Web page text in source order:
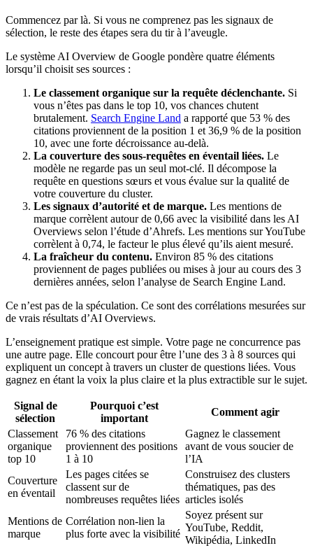
Commencez par là. Si vous ne comprenez pas les signaux de
sélection, le reste des étapes sera du tir à l’aveugle.
Le système AI Overview de Google pondère quatre éléments
lorsqu’il choisit ses sources :
Le classement organique sur la requête déclenchante. Si
vous n’êtes pas dans le top 10, vos chances chutent
brutalement. Search Engine Land a rapporté que 53 % des
citations proviennent de la position 1 et 36,9 % de la position
10, avec une forte décroissance au-delà.
La couverture des sous-requêtes en éventail liées. Le
modèle ne regarde pas un seul mot-clé. Il décompose la
requête en questions sœurs et vous évalue sur la qualité de
votre couverture du cluster.
Les signaux d’autorité et de marque. Les mentions de
marque corrèlent autour de 0,66 avec la visibilité dans les AI
Overviews selon l’étude d’Ahrefs. Les mentions sur YouTube
corrèlent à 0,74, le facteur le plus élevé qu’ils aient mesuré.
La fraîcheur du contenu. Environ 85 % des citations
proviennent de pages publiées ou mises à jour au cours des 3
dernières années, selon l’analyse de Search Engine Land.
Ce n’est pas de la spéculation. Ce sont des corrélations mesurées sur
de vrais résultats d’AI Overviews.
L’enseignement pratique est simple. Votre page ne concurrence pas
une autre page. Elle concourt pour être l’une des 3 à 8 sources qui
expliquent un concept à travers un cluster de questions liées. Vous
gagnez en étant la voix la plus claire et la plus extractible sur le sujet.
Signal de
sélection
Pourquoi c’est
important
Comment agir
Classement
organique
top 10
76 % des citations
proviennent des positions
1 à 10
Gagnez le classement
avant de vous soucier de
l’IA
Couverture
en éventail
Les pages citées se
classent sur de
nombreuses requêtes liées
Construisez des clusters
thématiques, pas des
articles isolés
Mentions de
marque
Corrélation non-lien la
plus forte avec la visibilité
Soyez présent sur
YouTube, Reddit,
Wikipédia, LinkedIn